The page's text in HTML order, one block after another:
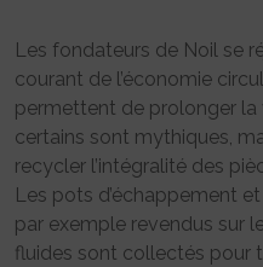
Les fondateurs de Noil se
courant de l’économie
permettent de prolonger
certains sont mythiques,
recycler l’intégralité des
Les pots d’échappement
par exemple revendus sur
fluides sont collectés pour